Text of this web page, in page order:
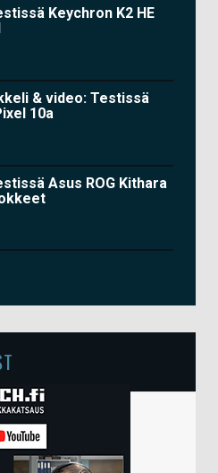
Keychron K2 HE
& video: Testissä
10a
Asus ROG Kithara